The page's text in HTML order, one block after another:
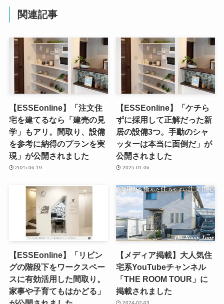
関連記事
【ESSEonline】「注文住
宅を建てるなら「建売の見
学」もアリ。間取り、設備
を参考に納得のプランを実
現」が公開されました
2025-06-19
【ESSEonline】「ケチら
ずに採用して正解だった新
居の設備3つ。手動のシャ
ッターは本当に面倒だ」が
公開されました
2025-01-06
【ESSEonline】「リビン
グの階段下をワークスペー
スに有効活用した間取り。
家事や子育てもはかどる」
【メディア掲載】大人気住
宅系YouTubeチャンネル
「THE ROOM TOUR」に
掲載されました